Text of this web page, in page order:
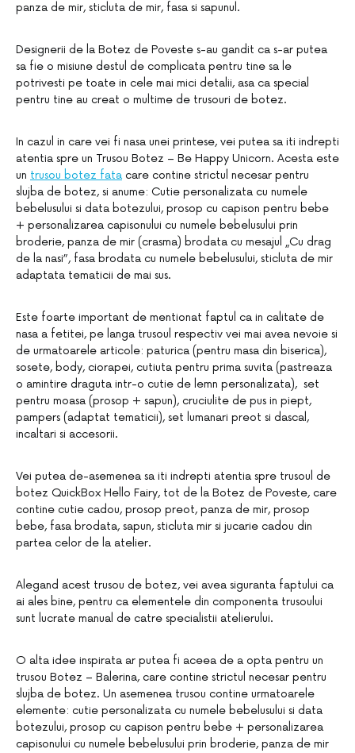
panza de mir, sticluta de mir, fasa si sapunul.
Designerii de la Botez de Poveste s-au gandit ca s-ar putea
sa fie o misiune destul de complicata pentru tine sa le
potrivesti pe toate in cele mai mici detalii, asa ca special
pentru tine au creat o multime de trusouri de botez.
In cazul in care vei fi nasa unei printese, vei putea sa iti indrepti
atentia spre un Trusou Botez – Be Happy Unicorn. Acesta este
un trusou botez fata care contine strictul necesar pentru
slujba de botez, si anume: Cutie personalizata cu numele
bebelusului si data botezului, prosop cu capison pentru bebe
+ personalizarea capisonului cu numele bebelusului prin
broderie, panza de mir (crasma) brodata cu mesajul „Cu drag
de la nasi”, fasa brodata cu numele bebelusului, sticluta de mir
adaptata tematicii de mai sus.
Este foarte important de mentionat faptul ca in calitate de
nasa a fetitei, pe langa trusoul respectiv vei mai avea nevoie si
de urmatoarele articole: paturica (pentru masa din biserica),
sosete, body, ciorapei, cutiuta pentru prima suvita (pastreaza
o amintire draguta intr-o cutie de lemn personalizata), set
pentru moasa (prosop + sapun), cruciulite de pus in piept,
pampers (adaptat tematicii), set lumanari preot si dascal,
incaltari si accesorii.
Vei putea de-asemenea sa iti indrepti atentia spre trusoul de
botez QuickBox Hello Fairy, tot de la Botez de Poveste, care
contine cutie cadou, prosop preot, panza de mir, prosop
bebe, fasa brodata, sapun, sticluta mir si jucarie cadou din
partea celor de la atelier.
Alegand acest trusou de botez, vei avea siguranta faptului ca
ai ales bine, pentru ca elementele din componenta trusoului
sunt lucrate manual de catre specialistii atelierului.
O alta idee inspirata ar putea fi aceea de a opta pentru un
trusou Botez – Balerina, care contine strictul necesar pentru
slujba de botez. Un asemenea trusou contine urmatoarele
elemente: cutie personalizata cu numele bebelusului si data
botezului, prosop cu capison pentru bebe + personalizarea
capisonului cu numele bebelusului prin broderie, panza de mir